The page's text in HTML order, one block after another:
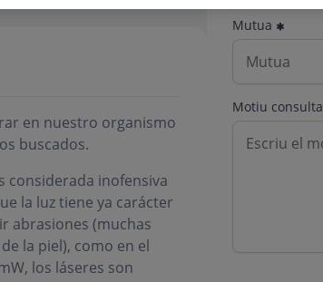
en nuestro organismo
buscados.
considerada inofensiva
la luz tiene ya carácter
abrasiones (muchas
la piel), como en el
los láseres son
Mutua
Motiu consulta